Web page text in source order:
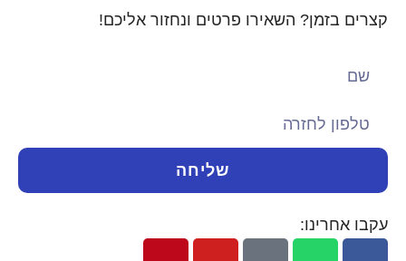
קצרים בזמן? השאירו פרטים ונחזור אליכם!
שליחה
עקבו אחרינו: